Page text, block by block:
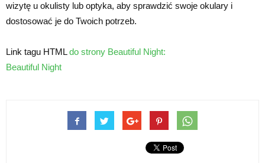
wizytę u okulisty lub optyka, aby sprawdzić swoje okulary i
dostosować je do Twoich potrzeb.
Link tagu HTMLdo strony Beautiful Night:
Beautiful Night